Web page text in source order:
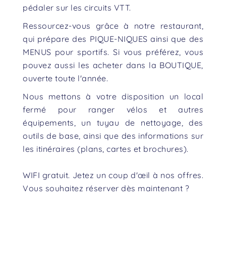
pédaler sur les circuits VTT.
Ressourcez-vous grâce à notre restaurant,
qui prépare des PIQUE-NIQUES ainsi que des
MENUS pour sportifs. Si vous préférez, vous
pouvez aussi les acheter dans la BOUTIQUE,
ouverte toute l'année.
Nous mettons à votre disposition un local
fermé pour ranger vélos et autres
équipements, un tuyau de nettoyage, des
outils de base, ainsi que des informations sur
les itinéraires (plans, cartes et brochures).
WIFI gratuit. Jetez un coup d'œil à nos offres.
Vous souhaitez réserver dès maintenant ?